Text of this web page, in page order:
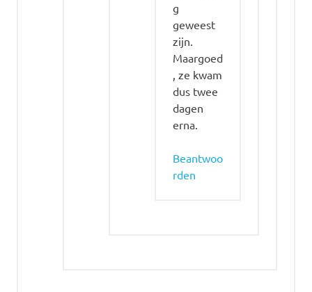
g
geweest
zijn.
Maargoed
, ze kwam
dus twee
dagen
erna.
Beantwoo
rden